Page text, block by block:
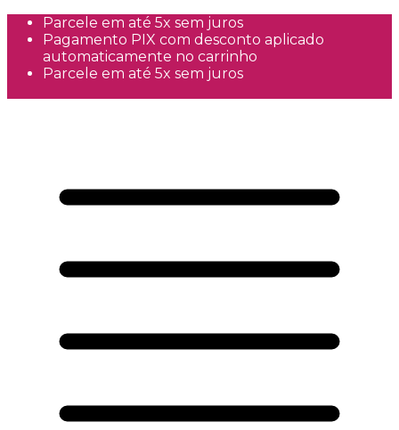
Parcele em até 5x sem juros
Pagamento PIX com desconto aplicado
automaticamente no carrinho
Parcele em até 5x sem juros